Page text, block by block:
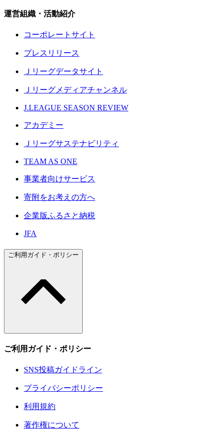
運営組織・活動紹介
コーポレートサイト
プレスリリース
Ｊリーグデータサイト
Ｊリーグメディアチャンネル
J.LEAGUE SEASON REVIEW
アカデミー
Ｊリーグサステナビリティ
TEAM AS ONE
事業者向けサービス
寄附をお考えの方へ
企業版ふるさと納税
JFA
ご利用ガイド・ポリシー
ご利用ガイド・ポリシー
SNS投稿ガイドライン
プライバシーポリシー
利用規約
著作権について